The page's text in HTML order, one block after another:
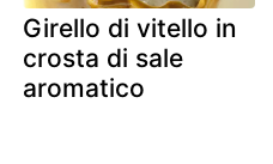
Girello di vitello in
crosta di sale
aromatico